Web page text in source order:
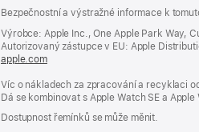
Bezpečnostní a výstražné informace k
Výrobce: Apple Inc., One Apple Park Way,
Autorizovaný zástupce v EU: Apple
apple.com(otevře
v novém
okně)
Víc o nákladech za zpracování a recyklaci
Dá se kombinovat s Apple Watch SE a
Dostupnost řemínků se může měnit.